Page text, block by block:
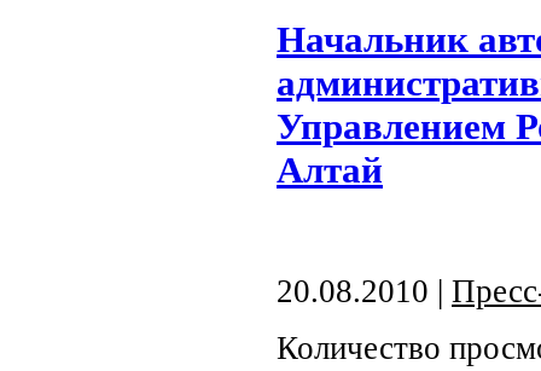
Начальник
Управлением
Алтай
20.08.2010 |
Количество